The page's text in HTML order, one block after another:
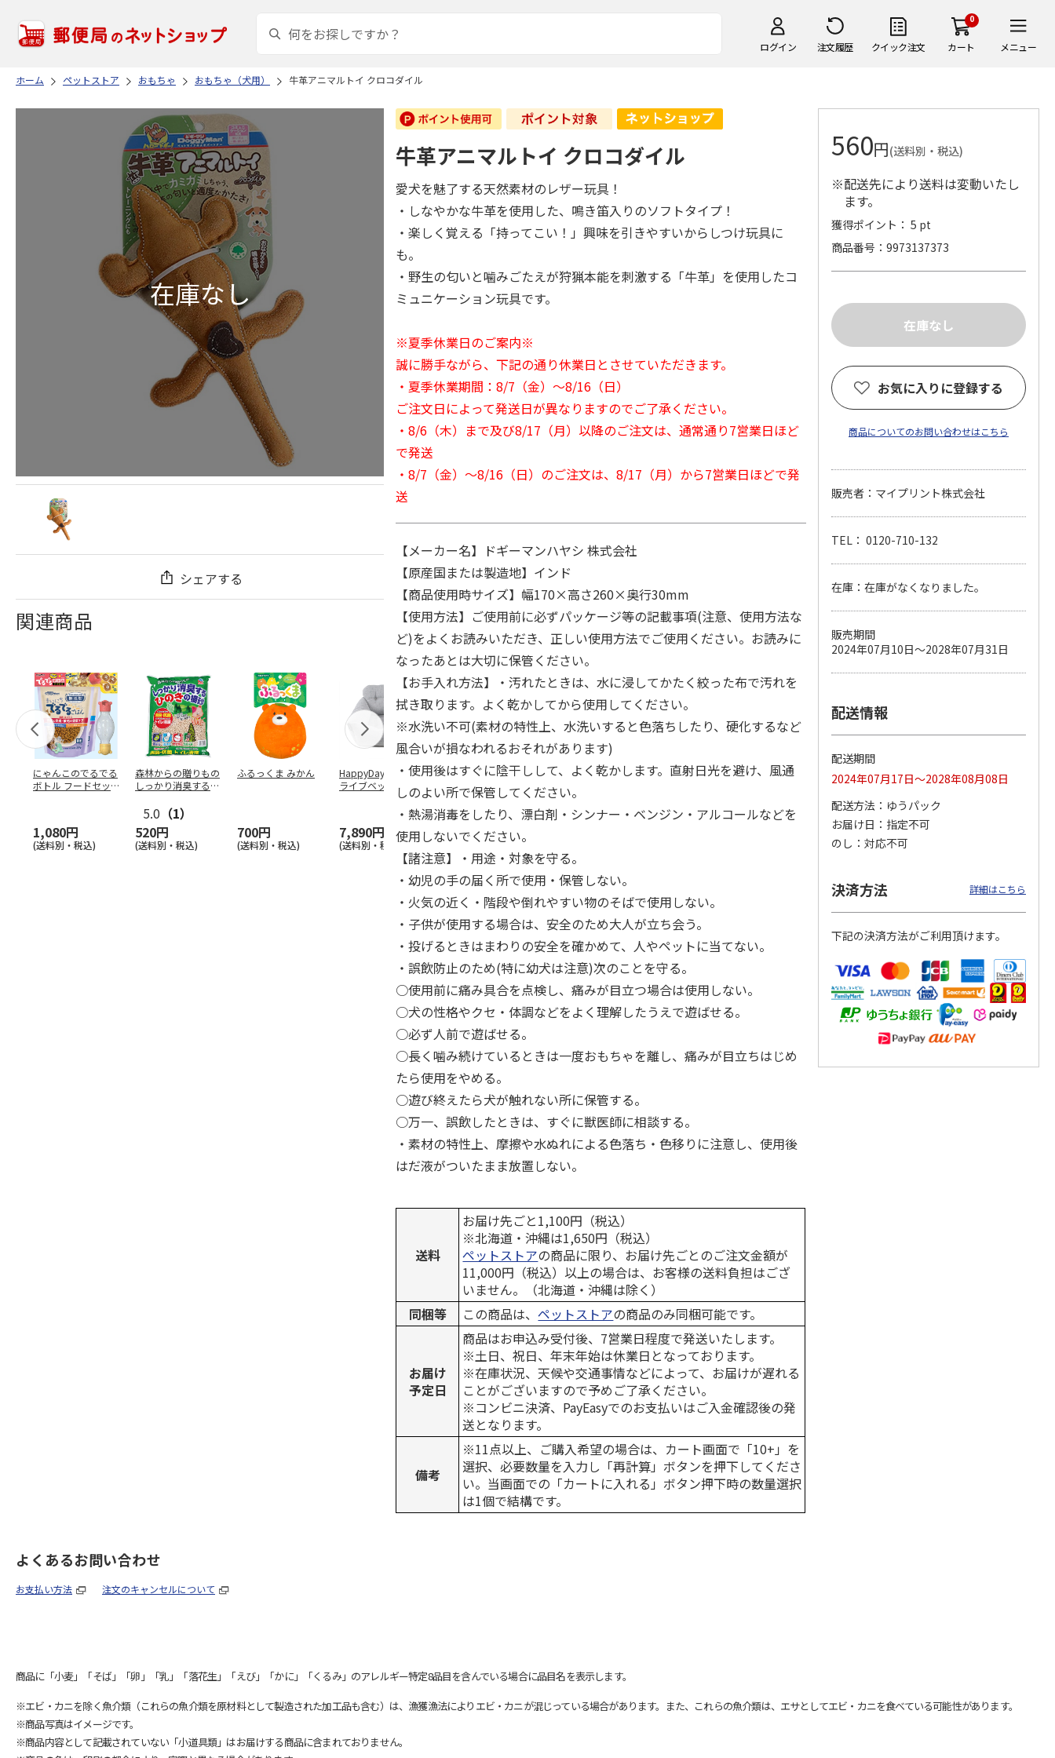
ログイン 注文履歴 クイック注文
0
カート メニュー
ホーム ペットストア おもちゃ おもちゃ（犬用） 牛革アニマルトイ クロコダイル
シェアする
関連商品
にゃんこのでるでる
ボトル フードセッ
1,080円
(送料別・税込)
森林からの贈りもの
しっかり消臭するひ
5.0 （1）
520円
(送料別・税込)
ふるっくま みかん
700円
(送料別・税込)
HappyDays 2wayド
ライブベッド グレ
7,890円
(送料別・税込)
獣医師開発 ニオイ
をとる砂専用 猫ト
イレ ナチュラルグ
レー
1,550円
(送料別・税込)
デオトイレ 飛び散
らない消臭・抗菌サ
ンド 4L
銀のスプーン パウ
おに…
無添加良品 カムカ
…
ペット線香 虹のか
なた フルーティフ
ローラルの香り
590円
(送料別・税込)
CIAO 香り立つクラ
ンキー ちゅ～る和
牛革アニマルトイ クロコダイル
愛犬を魅了する天然素材のレザー玩具！
・しなやかな牛革を使用した、鳴き笛入りのソフトタイプ！
・楽しく覚える「持ってこい！」興味を引きやすいからしつけ玩具に
も。
・野生の匂いと噛みごたえが狩猟本能を刺激する「牛革」を使用したコ
ミュニケーション玩具です。
※夏季休業日のご案内※
誠に勝手ながら、下記の通り休業日とさせていただきます。
・夏季休業期間：8/7（金）～8/16（日）
ご注文日によって発送日が異なりますのでご了承ください。
・8/6（木）まで及び8/17（月）以降のご注文は、通常通り7営業日ほど
で発送
・8/7（金）～8/16（日）のご注文は、8/17（月）から7営業日ほどで発
送
【メーカー名】ドギーマンハヤシ 株式会社
【原産国または製造地】インド
【商品使用時サイズ】幅170×高さ260×奥行30mm
【使用方法】ご使用前に必ずパッケージ等の記載事項(注意、使用方法な
ど)をよくお読みいただき、正しい使用方法でご使用ください。お読みに
なったあとは大切に保管ください。
【お手入れ方法】・汚れたときは、水に浸してかたく絞った布で汚れを
拭き取ります。よく乾かしてから使用してください。
※水洗い不可(素材の特性上、水洗いすると色落ちしたり、硬化するなど
風合いが損なわれるおそれがあります)
・使用後はすぐに陰干しして、よく乾かします。直射日光を避け、風通
しのよい所で保管してください。
・熱湯消毒をしたり、漂白剤・シンナー・ベンジン・アルコールなどを
使用しないでください。
【諸注意】・用途・対象を守る。
・幼児の手の届く所で使用・保管しない。
・火気の近く・階段や倒れやすい物のそばで使用しない。
・子供が使用する場合は、安全のため大人が立ち会う。
・投げるときはまわりの安全を確かめて、人やペットに当てない。
・誤飲防止のため(特に幼犬は注意)次のことを守る。
○使用前に痛み具合を点検し、痛みが目立つ場合は使用しない。
○犬の性格やクセ・体調などをよく理解したうえで遊ばせる。
○必ず人前で遊ばせる。
○長く噛み続けているときは一度おもちゃを離し、痛みが目立ちはじめ
たら使用をやめる。
○遊び終えたら犬が触れない所に保管する。
○万一、誤飲したときは、すぐに獣医師に相談する。
・素材の特性上、摩擦や水ぬれによる色落ち・色移りに注意し、使用後
はだ液がついたまま放置しない。
送料
お届け先ごと1,100円（税込）
※北海道・沖縄は1,650円（税込）
ペットストアの商品に限り、お届け先ごとのご注文金額が
11,000円（税込）以上の場合は、お客様の送料負担はござ
いません。（北海道・沖縄は除く）
同梱等
この商品は、ペットストアの商品のみ同梱可能です。
お届け
予定日
商品はお申込み受付後、7営業日程度で発送いたします。
※土日、祝日、年末年始は休業日となっております。
※在庫状況、天候や交通事情などによって、お届けが遅れる
ことがございますので予めご了承ください。
※コンビニ決済、PayEasyでのお支払いはご入金確認後の発
送となります。
備考
※11点以上、ご購入希望の場合は、カート画面で「10+」を
選択、必要数量を入力し「再計算」ボタンを押下してくださ
い。当画面での「カートに入れる」ボタン押下時の数量選択
は1個で結構です。
560円(送料別・税込)
※配送先により送料は変動いたし
ます。
獲得ポイント： 5 pt
商品番号
9973137373
お気に入りに登録する
商品についてのお問い合わせはこちら
販売者：マイプリント株式会社
TEL： 0120-710-132
在庫：在庫がなくなりました。
販売期間
2024年07月10日～2028年07月31日
配送情報
配送期間
2024年07月17日～2028年08月08日
配送方法
ゆうパック
お届け日
指定不可
のし
対応不可
決済方法 詳細はこちら
下記の決済方法がご利用頂けます。
よくあるお問い合わせ
お支払い方法 注文のキャンセルについて
商品に「小麦」「そば」「卵」「乳」「落花生」「えび」「かに」「くるみ」のアレルギー特定8品目を含んでいる場合に品目名を表示します。
※エビ・カニを除く魚介類（これらの魚介類を原材料として製造された加工品も含む）は、漁獲漁法によりエビ・カニが混じっている場合があります。また、これらの魚介類は、エサとしてエビ・カニを食べている可能性があります。
※商品写真はイメージです。
※商品内容として記載されていない「小道具類」はお届けする商品に含まれておりません。